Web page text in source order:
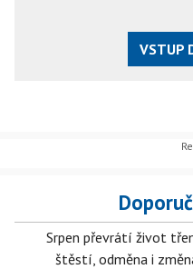
VSTUP
Srpen převrátí život
štěstí, odměna i